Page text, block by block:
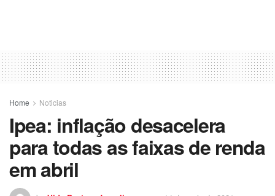
Home Noticias
Ipea: inflação desacelera
para todas as faixas de renda
em abril